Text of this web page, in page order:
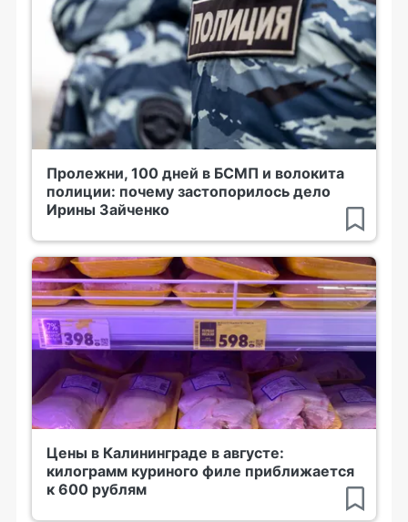
Пролежни, 100 дней в БСМП и волокита
полиции: почему застопорилось дело
Ирины Зайченко
Цены в Калининграде в августе:
килограмм куриного филе приближается
к 600 рублям